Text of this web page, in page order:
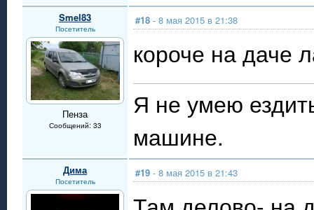
Smel83
Посетитель
Пенза
Сообщений: 33
#18 - 8 мая 2015 в 21:38
короче на даче
Я не умею
машине.
Дима
Посетитель
#19 - 8 мая 2015 в 21:43